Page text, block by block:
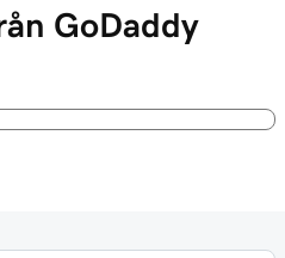
GoDaddy